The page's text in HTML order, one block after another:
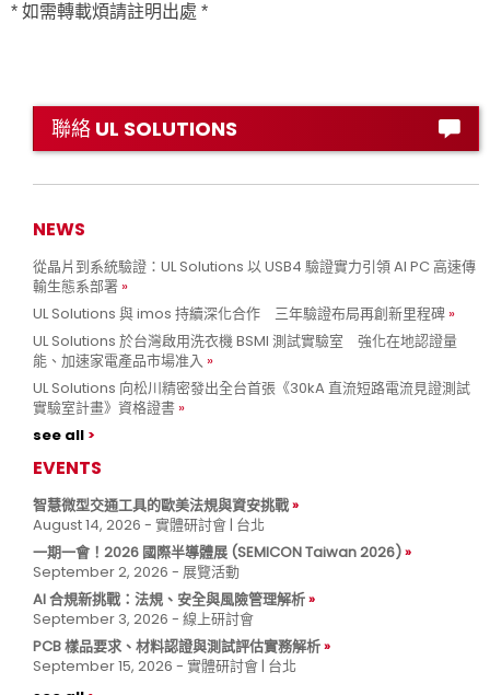
* 如需轉載煩請註明出處 *
聯絡 UL SOLUTIONS
NEWS
從晶片到系統驗證：UL Solutions 以 USB4 驗證實力引領 AI PC 高速傳
輸生態系部署
UL Solutions 與 imos 持續深化合作 三年驗證布局再創新里程碑
UL Solutions 於台灣啟用洗衣機 BSMI 測試實驗室 強化在地認證量
能、加速家電產品市場准入
UL Solutions 向松川精密發出全台首張《30kA 直流短路電流見證測試
實驗室計畫》資格證書
see all
EVENTS
智慧微型交通工具的歐美法規與資安挑戰
August 14, 2026 - 實體研討會 | 台北
一期一會！2026 國際半導體展 (SEMICON Taiwan 2026)
September 2, 2026 - 展覽活動
AI 合規新挑戰：法規、安全與風險管理解析
September 3, 2026 - 線上研討會
PCB 樣品要求、材料認證與測試評估實務解析
September 15, 2026 - 實體研討會 | 台北